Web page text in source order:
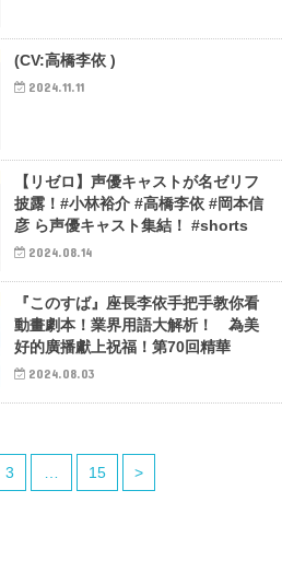
(CV:高橋李依 )
2024.11.11
【リゼロ】声優キャストが名ゼリフ
披露！#小林裕介 #高橋李依 #岡本信
彦 ら声優キャスト集結！ #shorts
2024.08.14
『このすば』座長李依手把手教你看
動畫劇本！業界用語大解析！ 為美
好的廣播獻上祝福！第70回精華
2024.08.03
3 15 >